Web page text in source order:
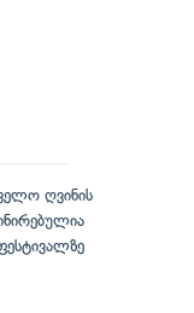
ღვინის